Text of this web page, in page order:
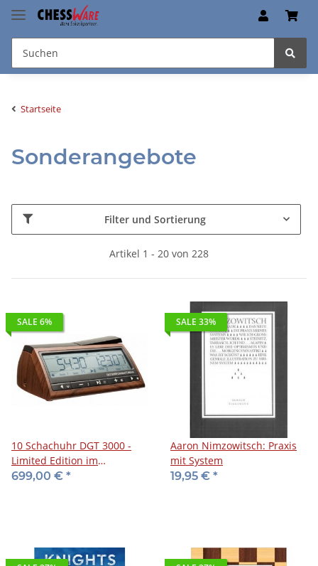
Startseite
Sonderangebote
Filter und Sortierung
Artikel 1 - 20 von 228
SALE 6%
10 Schachuhr DGT 3000 -
Limited Edition im
Aluminium-Transportkoffer
699,00 € *
SALE 33%
Aaron Nimzowitsch: Praxis
mit System
19,95 € *